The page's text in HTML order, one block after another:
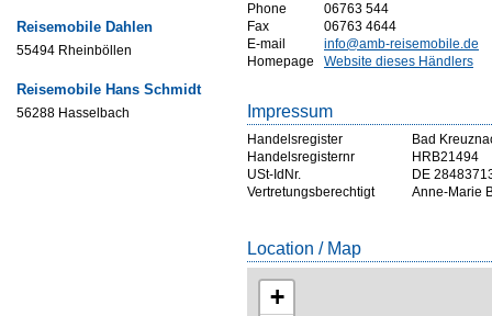
Reisemobile Dahlen
55494 Rheinböllen
Reisemobile Hans Schmidt
56288 Hasselbach
Phone
06763 544
Fax
06763 4644
E-mail
info@amb-reisemobile.de
Homepage
Website dieses Händlers
Impressum
Handelsregister
Bad
Handelsregisternr
HRB21494
USt-IdNr.
DE
Vertretungsberechtigt
Anne-Marie
Location / Map
+